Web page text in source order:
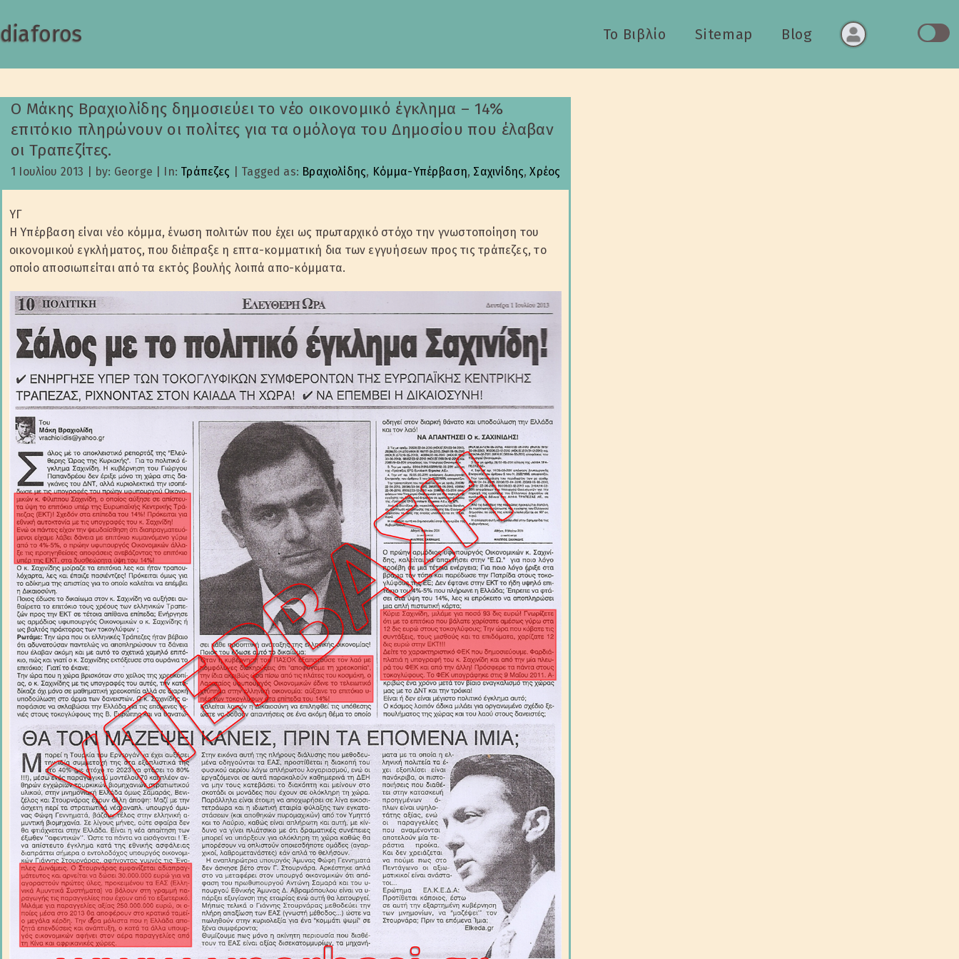
diaforos Το Βιβλίο Sitemap Blog
Ο Μάκης Βραχιολίδης δημοσιεύει το νέο οικονομικό έγκλημα – 14%
επιτόκιο πληρώνουν οι πολίτες για τα ομόλογα του Δημοσίου που έλαβαν
οι Τραπεζίτες.
1 Ιουλίου 2013 by: George In: Τράπεζες Tagged as: Βραχιολίδης, Κόμμα-Υπέρβαση, Σαχινίδης,Χρέος
ΥΓ
Η Υπέρβαση είναι νέο κόμμα, ένωση πολιτών που έχει ως πρωταρχικό στόχο την γνωστοποίηση του
οικονομικού εγκλήματος, που διέπραξε η επτα-κομματική δια των εγγυήσεων προς τις τράπεζες, το
οποίο αποσιωπείται από τα εκτός βουλής λοιπά απο-κόμματα.